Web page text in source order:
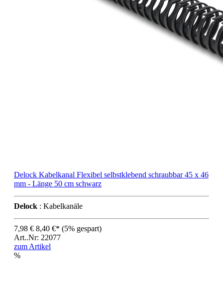
Delock Kabelkanal Flexibel selbstklebend schraubbar 45 x 46
mm - Länge 50 cm schwarz
Delock : Kabelkanäle
7,98 € 8,40 €* (5% gespart)
Art..Nr: 22077
zum Artikel
%